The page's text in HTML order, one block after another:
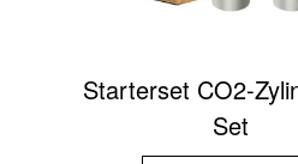
Starterset CO2-
Set